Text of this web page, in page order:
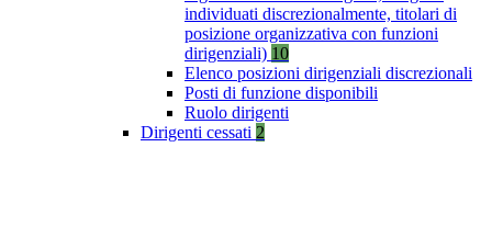
individuati discrezionalmente, titolari di
posizione organizzativa con funzioni
dirigenziali) 10
Elenco posizioni dirigenziali discrezionali
Posti di funzione disponibili
Ruolo dirigenti
Dirigenti cessati 2